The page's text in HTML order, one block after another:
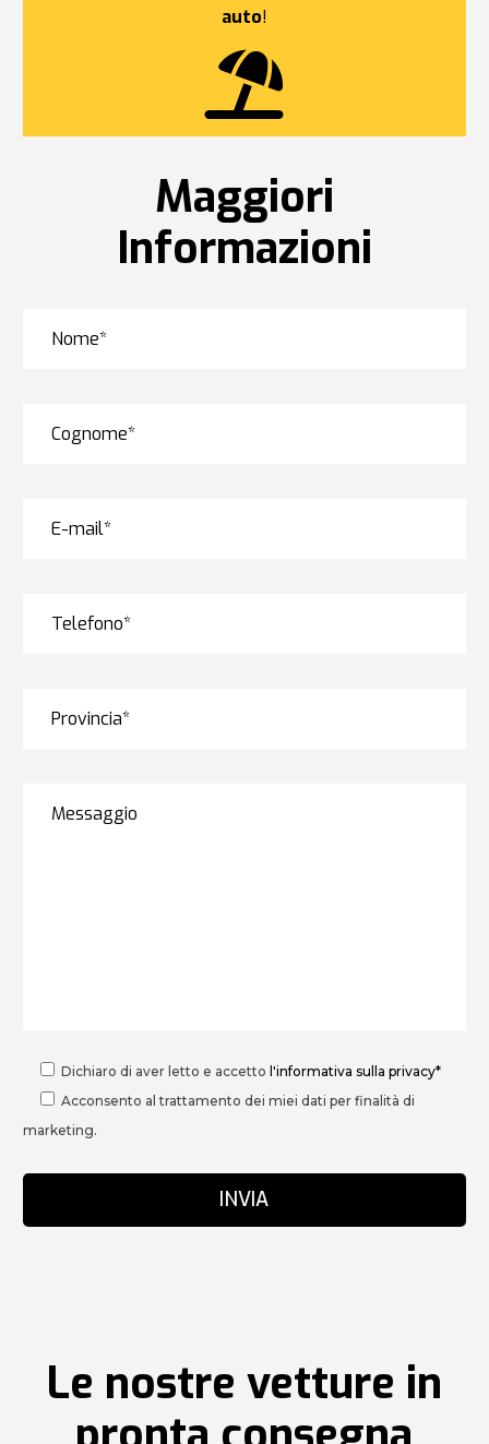
auto!
Maggiori
Informazioni
Dichiaro di aver letto e accetto l'informativa sulla privacy*
Acconsento al trattamento dei miei dati per finalità di
marketing.
Le nostre vetture in